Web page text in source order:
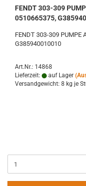
FENDT 303-309
0510665375,
FENDT 303-309 PUMPE
G385940010010
Art.Nr.: 14868
Lieferzeit:
auf Lager
Versandgewicht: 8 kg je